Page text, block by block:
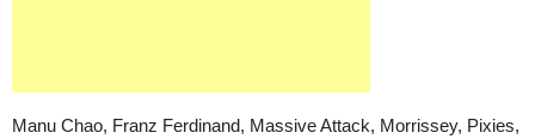
Manu Chao, Franz Ferdinand, Massive Attack, Morrissey, Pixies,